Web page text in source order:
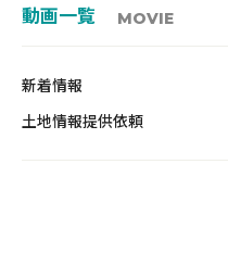
動画一覧 MOVIE
新着情報
土地情報提供依頼